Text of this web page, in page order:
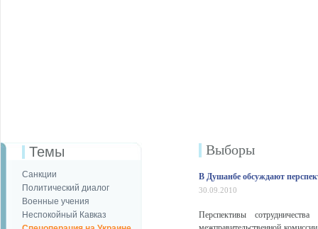
Темы
Санкции
Политический диалог
Военные учения
Неспокойный Кавказ
Выборы
В Душанбе обсуждают
30.09.2010
Перспективы